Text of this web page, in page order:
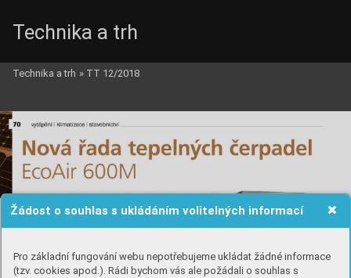
Žádost o souhlas s ukládáním volitelných informací
Pro základní fungování webu nepotřebujeme ukládat žádné informace
(tzv. cookies apod.). Rádi bychom vás ale požádali o souhlas s
Technika a trh
Technika a trh » TT 12/2018